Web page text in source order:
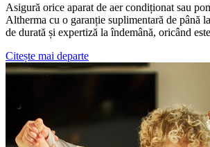
Asigură orice aparat de aer condiționat sau
Altherma cu o garanție suplimentară de până
de durată și expertiză la îndemână, oricând
Citește mai departe